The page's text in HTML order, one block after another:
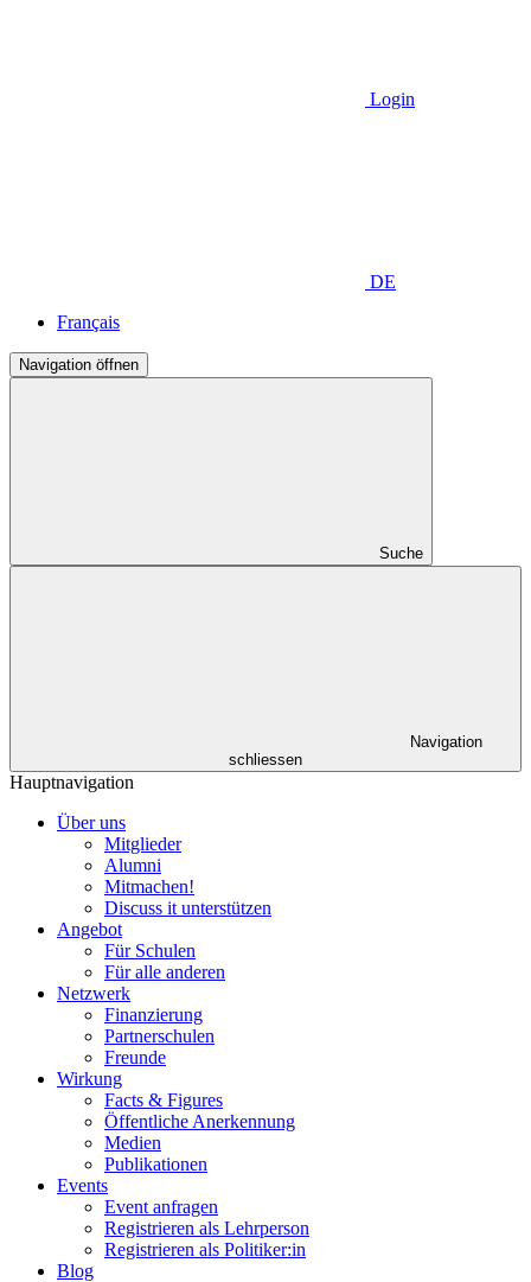
Login
DE
Français
Navigation öffnen
Suche
Navigation
schliessen
Hauptnavigation
Über uns
Mitglieder
Alumni
Mitmachen!
Discuss it unterstützen
Angebot
Für Schulen
Für alle anderen
Netzwerk
Finanzierung
Partnerschulen
Freunde
Wirkung
Facts & Figures
Öffentliche Anerkennung
Medien
Publikationen
Events
Event anfragen
Registrieren als Lehrperson
Registrieren als Politiker:in
Blog